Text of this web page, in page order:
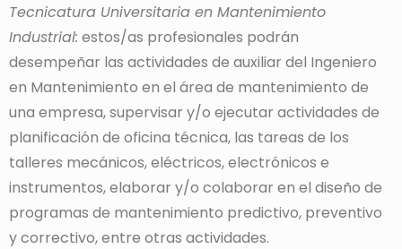
Tecnicatura Universitaria en Mantenimiento
Industrial: estos/as profesionales podrán
desempeñar las actividades de auxiliar del Ingeniero
en Mantenimiento en el área de mantenimiento de
una empresa, supervisar y/o ejecutar actividades de
planificación de oficina técnica, las tareas de los
talleres mecánicos, eléctricos, electrónicos e
instrumentos, elaborar y/o colaborar en el diseño de
programas de mantenimiento predictivo, preventivo
y correctivo, entre otras actividades.